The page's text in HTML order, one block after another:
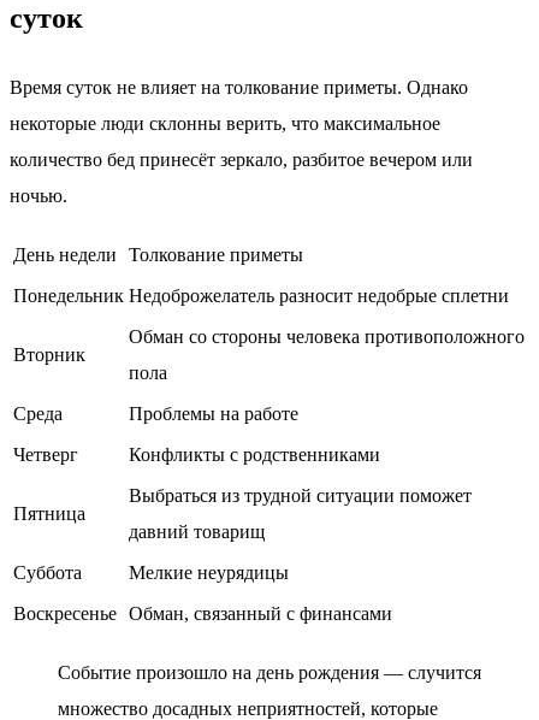
суток
Время суток не влияет на толкование приметы. Однако
некоторые люди склонны верить, что максимальное
количество бед принесёт зеркало, разбитое вечером или
ночью.
День недели
Толкование приметы
Понедельник Недоброжелатель разносит недобрые сплетни
Вторник
Обман со стороны человека противоположного
пола
Среда
Проблемы на работе
Четверг
Конфликты с родственниками
Пятница
Выбраться из трудной ситуации поможет
давний товарищ
Суббота
Мелкие неурядицы
Воскресенье Обман, связанный с финансами
Событие произошло на день рождения — случится
множество досадных неприятностей, которые